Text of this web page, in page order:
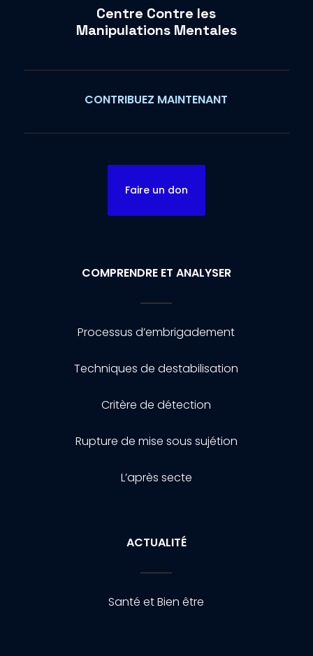
Centre Contre les
Manipulations Mentales
CONTRIBUEZ MAINTENANT
Faire un don
COMPRENDRE ET ANALYSER
Processus d’embrigadement
Techniques de destabilisation
Critère de détection
Rupture de mise sous sujétion
L’après secte
ACTUALITÉ
Santé et Bien être